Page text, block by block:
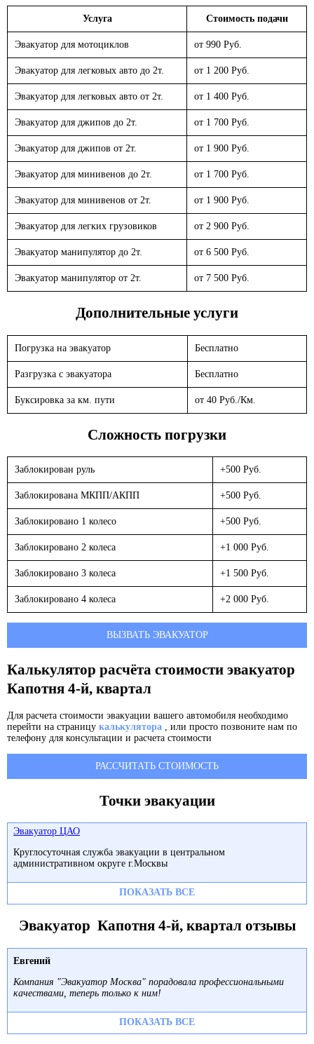
Услуга Стоимость подачи
Эвакуатор для мотоциклов от 990 Руб.
Эвакуатор для легковых авто до 2т. от 1 200 Руб.
Эвакуатор для легковых авто от 2т. от 1 400 Руб.
Эвакуатор для джипов до 2т. от 1 700 Руб.
Эвакуатор для джипов от 2т. от 1 900 Руб.
Эвакуатор для минивенов до 2т. от 1 700 Руб.
Эвакуатор для минивенов от 2т. от 1 900 Руб.
Эвакуатор для легких грузовиков от 2 900 Руб.
Эвакуатор манипулятор до 2т. от 6 500 Руб.
Эвакуатор манипулятор от 2т. от 7 500 Руб.
Дополнительные услуги
Погрузка на эвакуатор Бесплатно
Разгрузка с эвакуатора Бесплатно
Буксировка за км. пути от 40 Руб./Км.
Сложность погрузки
Заблокирован руль +500 Руб.
Заблокирована МКПП/АКПП +500 Руб.
Заблокировано 1 колесо +500 Руб.
Заблокировано 2 колеса +1 000 Руб.
Заблокировано 3 колеса +1 500 Руб.
Заблокировано 4 колеса +2 000 Руб.
ВЫЗВАТЬ ЭВАКУАТОР
Калькулятор расчёта стоимости эвакуатор
Капотня 4-й, квартал
Для расчета стоимости эвакуации вашего автомобиля необходимо
перейти на страницу калькулятора , или просто позвоните нам по
телефону для консультации и расчета стоимости
РАССЧИТАТЬ СТОИМОСТЬ
Точки эвакуации
Эвакуатор ЦАО
Круглосуточная служба эвакуации в центральном
административном округе г.Москвы
ПОКАЗАТЬ ВСЕ
Эвакуатор Капотня 4-й, квартал отзывы
Евгений
Компания "Эвакуатор Москва" порадовала профессиональными
качествами, теперь только к ним!
ПОКАЗАТЬ ВСЕ